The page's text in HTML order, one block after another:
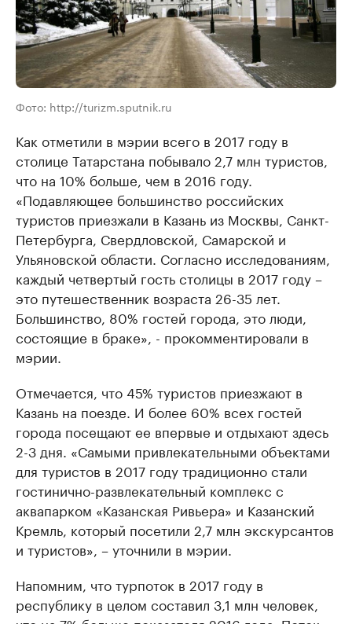
Фото: http://turizm.sputnik.ru
Как отметили в мэрии всего в 2017 году в
столице Татарстана побывало 2,7 млн туристов,
что на 10% больше, чем в 2016 году.
«Подавляющее большинство российских
туристов приезжали в Казань из Москвы, Санкт-
Петербурга, Свердловской, Самарской и
Ульяновской области. Согласно исследованиям,
каждый четвертый гость столицы в 2017 году –
это путешественник возраста 26-35 лет.
Большинство, 80% гостей города, это люди,
состоящие в браке», - прокомментировали в
мэрии.
Отмечается, что 45% туристов приезжают в
Казань на поезде. И более 60% всех гостей
города посещают ее впервые и отдыхают здесь
2-3 дня. «Самыми привлекательными объектами
для туристов в 2017 году традиционно стали
гостинично-развлекательный комплекс с
аквапарком «Казанская Ривьера» и Казанский
Кремль, который посетили 2,7 млн экскурсантов
и туристов», – уточнили в мэрии.
Напомним, что турпоток в 2017 году в
республику в целом составил 3,1 млн человек,